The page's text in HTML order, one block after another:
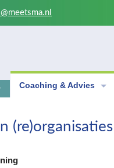
de ISO 9000-normen
Coaching & Advies
Wat u mag verwachten
(re)organisaties